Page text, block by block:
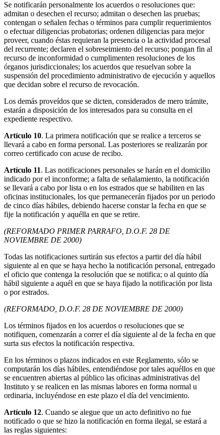
Se notificarán personalmente los acuerdos o resoluciones que:
admitan o desechen el recurso; admitan o desechen las pruebas;
contengan o señalen fechas o términos para cumplir requerimientos
o efectuar diligencias probatorias; ordenen diligencias para mejor
proveer, cuando éstas requieran la presencia o la actividad procesal
del recurrente; declaren el sobreseimiento del recurso; pongan fin al
recurso de inconformidad o cumplimenten resoluciones de los
órganos jurisdiccionales; los acuerdos que resuelvan sobre la
suspensión del procedimiento administrativo de ejecución y aquellos
que decidan sobre el recurso de revocación.
Los demás proveídos que se dicten, considerados de mero trámite,
estarán a disposición de los interesados para su consulta en el
expediente respectivo.
Artículo 10. La primera notificación que se realice a terceros se
llevará a cabo en forma personal. Las posteriores se realizarán por
correo certificado con acuse de recibo.
Artículo 11. Las notificaciones personales se harán en el domicilio
indicado por el inconforme; a falta de señalamiento, la notificación
se llevará a cabo por lista o en los estrados que se habiliten en las
oficinas institucionales, los que permanecerán fijados por un periodo
de cinco días hábiles, debiendo hacerse constar la fecha en que se
fije la notificación y aquélla en que se retire.
(REFORMADO PRIMER PARRAFO, D.O.F. 28 DE
NOVIEMBRE DE 2000)
Todas las notificaciones surtirán sus efectos a partir del día hábil
siguiente al en que se haya hecho la notificación personal, entregado
el oficio que contenga la resolución que se notifica; o al quinto día
hábil siguiente a aquél en que se haya fijado la notificación por lista
o por estrados.
(REFORMADO, D.O.F. 28 DE NOVIEMBRE DE 2000)
Los términos fijados en los acuerdos o resoluciones que se
notifiquen, comenzarán a correr el día siguiente al de la fecha en que
surta sus efectos la notificación respectiva.
En los términos o plazos indicados en este Reglamento, sólo se
computarán los días hábiles, entendiéndose por tales aquéllos en que
se encuentren abiertas al público las oficinas administrativas del
Instituto y se realicen en las mismas labores en forma normal u
ordinaria, incluyéndose en este plazo el día del vencimiento.
Artículo 12. Cuando se alegue que un acto definitivo no fue
notificado o que se hizo la notificación en forma ilegal, se estará a
las reglas siguientes: